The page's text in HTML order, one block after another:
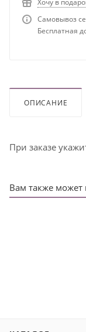
Хочу в
Самовывоз
Бесплатная
ОПИСАНИЕ
При заказе
Вам также может